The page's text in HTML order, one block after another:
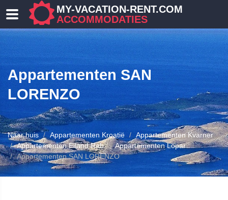
MY-VACATION-RENT.COM
ACCOMMODATIES
Appartementen SAN
LORENZO
Naar huis Appartementen Kroatië
Appartementen Kvarner
Appartementen Eiland Rab
Appartementen Lopar
Appartementen SAN LORENZO